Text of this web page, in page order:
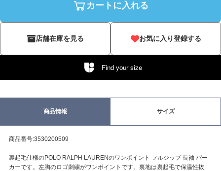
カートに入れる
店舗在庫を見る お気に入り登録する
Find your size
商品情報 サイズ
商品番号:3530200509
裏起毛仕様のPOLO RALPH LAURENのワンポイント フルジップ 長袖 パー
カーです。左胸のロゴ刺繍がワンポイントです。裏地は裏起毛で保温性抜